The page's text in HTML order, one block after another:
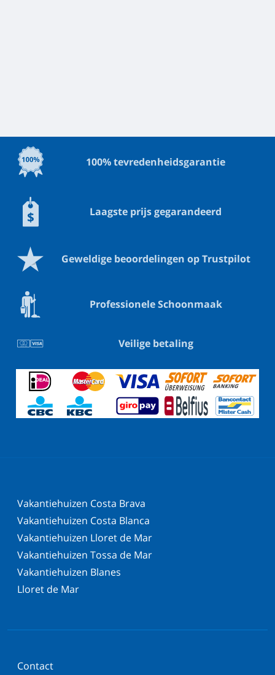
100% tevredenheidsgarantie
Laagste prijs gegarandeerd
Geweldige beoordelingen op Trustpilot
Professionele Schoonmaak
Veilige betaling
Vakantiehuizen Costa Brava
Vakantiehuizen Costa Blanca
Vakantiehuizen Lloret de Mar
Vakantiehuizen Tossa de Mar
Vakantiehuizen Blanes
Lloret de Mar
Contact